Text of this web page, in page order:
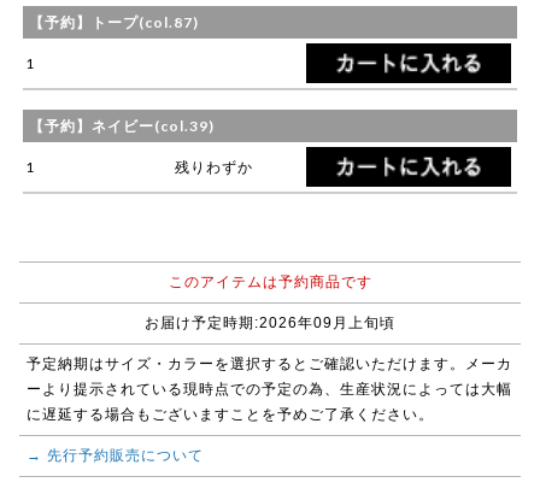
【予約】トープ(col.87)
1
【予約】ネイビー(col.39)
1 残りわずか
このアイテムは予約商品です
お届け予定時期:2026年09月上旬頃
予定納期はサイズ・カラーを選択するとご確認いただけます。メーカ
ーより提示されている現時点での予定の為、生産状況によっては大幅
に遅延する場合もございますことを予めご了承ください。
→ 先行予約販売について